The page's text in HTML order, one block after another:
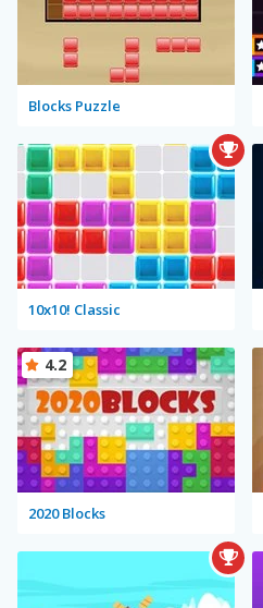
Blocks Puzzle
10x10! Classic
2020 Blocks
4.2